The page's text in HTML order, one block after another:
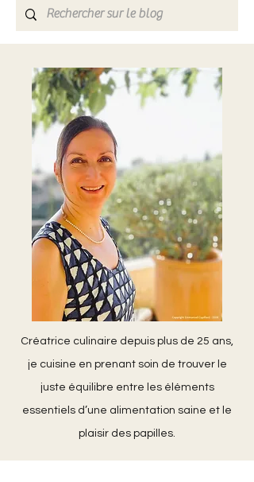
Créatrice culinaire depuis plus de 25 ans,
je cuisine en prenant soin de trouver le
juste équilibre entre les éléments
essentiels d’une alimentation saine et le
plaisir des papilles.